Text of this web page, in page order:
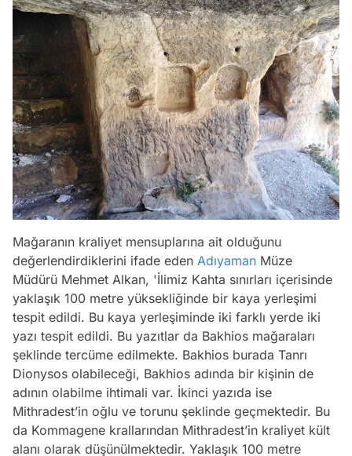
Mağaranın kraliyet mensuplarına ait olduğunu
değerlendirdiklerini ifade eden Adıyaman Müze
Müdürü Mehmet Alkan, 'İlimiz Kahta sınırları içerisinde
yaklaşık 100 metre yüksekliğinde bir kaya yerleşimi
tespit edildi. Bu kaya yerleşiminde iki farklı yerde iki
yazı tespit edildi. Bu yazıtlar da Bakhios mağaraları
şeklinde tercüme edilmekte. Bakhios burada Tanrı
Dionysos olabileceği, Bakhios adında bir kişinin de
adının olabilme ihtimali var. İkinci yazıda ise
Mithradest’in oğlu ve torunu şeklinde geçmektedir. Bu
da Kommagene krallarından Mithradest’in kraliyet kült
alanı olarak düşünülmektedir. Yaklaşık 100 metre